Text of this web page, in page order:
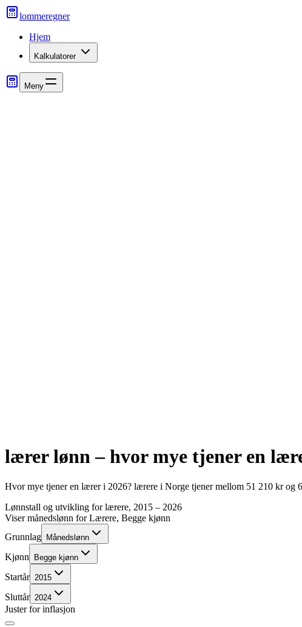
lommeregner
Hjem
Kalkulatorer
Meny
lærerlønn – hvor mye tjener en
Hvor mye tjener en læreri 2026? lærere i Norge tjener mellom 51 210 krog
Lønnstall og utvikling forlærere, 2015 – 2026
Viser månedslønn forLærere, Begge kjønn
Grunnlag
Månedslønn
Kjønn Begge kjønn
Startår 2015
Sluttår 2024
Juster for inflasjon